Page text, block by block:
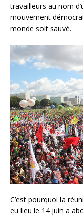
travailleurs au nom
mouvement
monde soit sauvé.
C’est pourquoi la
eu lieu le 14 juin a